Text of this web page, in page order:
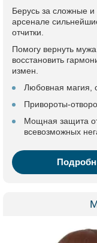
Берусь за сложные
арсенале
отчитки.
Помогу вернуть
восстановить
измен.
Любовная магия,
Привороты-
Мощная защита
всевозможных